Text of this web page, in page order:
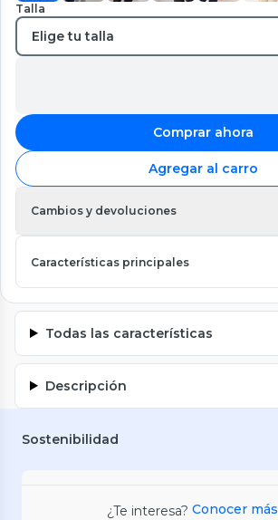
Talla
Comprar ahora
Agregar al carro
Cambios y devoluciones
Características principales
Todas las características
Descripción
Sostenibilidad
¿Te interesa? Conocer más